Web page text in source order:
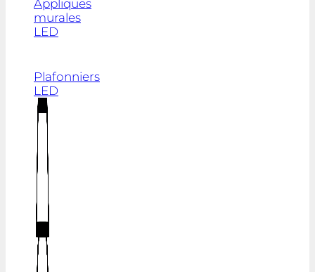
Appliques
murales
LED
Plafonniers
LED